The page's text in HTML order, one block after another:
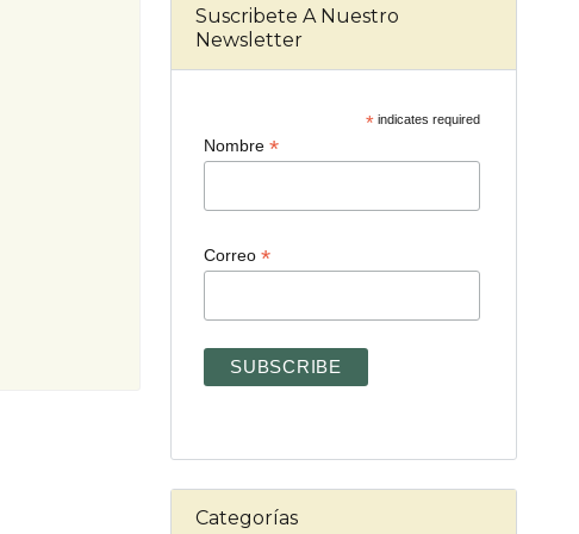
Suscribete A Nuestro
Newsletter
* indicates required
Nombre*
Correo*
Categorías